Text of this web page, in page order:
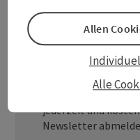
Deine bekannt
Adresse, optional:
werden
Newsletters der
Tourismus GmbH
nicht an Dritte
jederzeit und
Newsletter
Alle
Allen